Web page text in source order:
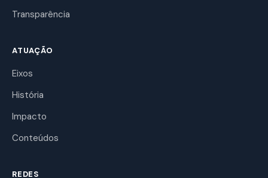
Transparência
ATUAÇÃO
Eixos
História
Impacto
Conteúdos
REDES